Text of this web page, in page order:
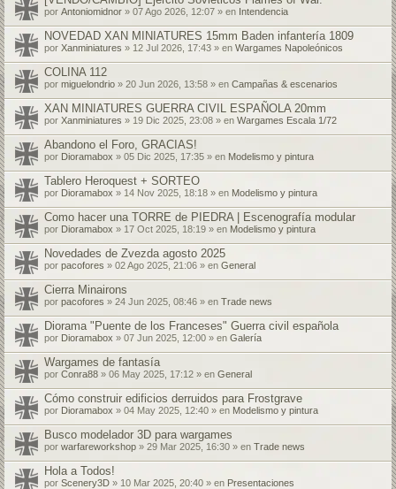
por Antoniomidnor » 07 Ago 2026, 12:07 » en Intendencia
NOVEDAD XAN MINIATURES 15mm Baden infantería 1809
por Xanminiatures » 12 Jul 2026, 17:43 » en Wargames Napoleónicos
COLINA 112
por miguelondrio » 20 Jun 2026, 13:58 » en Campañas & escenarios
XAN MINIATURES GUERRA CIVIL ESPAÑOLA 20mm
por Xanminiatures » 19 Dic 2025, 23:08 » en Wargames Escala 1/72
Abandono el Foro, GRACIAS!
por Dioramabox » 05 Dic 2025, 17:35 » en Modelismo y pintura
Tablero Heroquest + SORTEO
por Dioramabox » 14 Nov 2025, 18:18 » en Modelismo y pintura
Como hacer una TORRE de PIEDRA | Escenografía modular
por Dioramabox » 17 Oct 2025, 18:19 » en Modelismo y pintura
Novedades de Zvezda agosto 2025
por pacofores » 02 Ago 2025, 21:06 » en General
Cierra Minairons
por pacofores » 24 Jun 2025, 08:46 » en Trade news
Diorama "Puente de los Franceses" Guerra civil española
por Dioramabox » 07 Jun 2025, 12:00 » en Galería
Wargames de fantasía
por Conra88 » 06 May 2025, 17:12 » en General
Cómo construir edificios derruidos para Frostgrave
por Dioramabox » 04 May 2025, 12:40 » en Modelismo y pintura
Busco modelador 3D para wargames
por warfareworkshop » 29 Mar 2025, 16:30 » en Trade news
Hola a Todos!
por Scenery3D » 10 Mar 2025, 20:40 » en Presentaciones